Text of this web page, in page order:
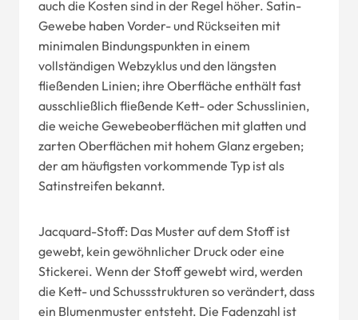
auch die Kosten sind in der Regel höher. Satin-
Gewebe haben Vorder- und Rückseiten mit
minimalen Bindungspunkten in einem
vollständigen Webzyklus und den längsten
fließenden Linien; ihre Oberfläche enthält fast
ausschließlich fließende Kett- oder Schusslinien,
die weiche Gewebeoberflächen mit glatten und
zarten Oberflächen mit hohem Glanz ergeben;
der am häufigsten vorkommende Typ ist als
Satinstreifen bekannt.
Jacquard-Stoff: Das Muster auf dem Stoff ist
gewebt, kein gewöhnlicher Druck oder eine
Stickerei. Wenn der Stoff gewebt wird, werden
die Kett- und Schussstrukturen so verändert, dass
ein Blumenmuster entsteht. Die Fadenzahl ist